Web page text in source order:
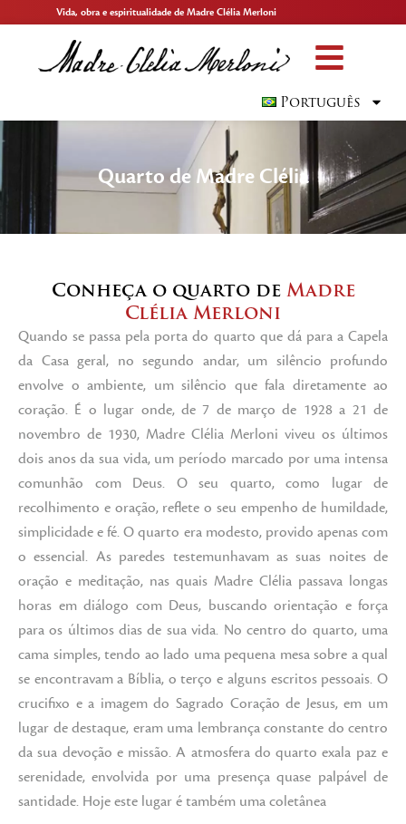
Vida, obra e espiritualidade de Madre Clélia Merloni
Português
Quarto de Madre Clélia
Conheça o quarto deMadre
Clélia Merloni
Quando se passa pela porta do quarto que dá para a Capela
da Casa geral, no segundo andar, um silêncio profundo
envolve o ambiente, um silêncio que fala diretamente ao
coração. É o lugar onde, de 7 de março de 1928 a 21 de
novembro de 1930, Madre Clélia Merloni viveu os últimos
dois anos da sua vida, um período marcado por uma intensa
comunhão com Deus. O seu quarto, como lugar de
recolhimento e oração, reflete o seu empenho de humildade,
simplicidade e fé. O quarto era modesto, provido apenas com
o essencial. As paredes testemunhavam as suas noites de
oração e meditação, nas quais Madre Clélia passava longas
horas em diálogo com Deus, buscando orientação e força
para os últimos dias de sua vida. No centro do quarto, uma
cama simples, tendo ao lado uma pequena mesa sobre a qual
se encontravam a Bíblia, o terço e alguns escritos pessoais. O
crucifixo e a imagem do Sagrado Coração de Jesus, em um
lugar de destaque, eram uma lembrança constante do centro
da sua devoção e missão. A atmosfera do quarto exala paz e
serenidade, envolvida por uma presença quase palpável de
santidade. Hoje este lugar é também uma coletânea